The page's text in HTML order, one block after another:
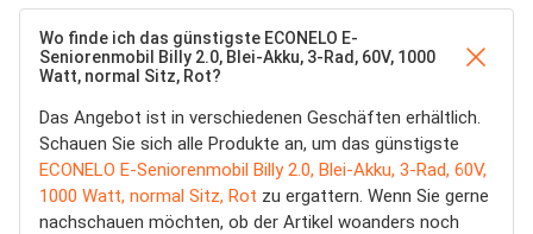
Wo finde ich das günstigste ECONELO E-
Seniorenmobil Billy 2.0, Blei-Akku, 3-Rad, 60V, 1000
Watt, normal Sitz, Rot?
Das Angebot ist in verschiedenen Geschäften erhältlich.
Schauen Sie sich alle Produkte an, um das günstigste
ECONELO E-Seniorenmobil Billy 2.0, Blei-Akku, 3-Rad, 60V,
1000 Watt, normal Sitz, Rot zu ergattern. Wenn Sie gerne
nachschauen möchten, ob der Artikel woanders noch